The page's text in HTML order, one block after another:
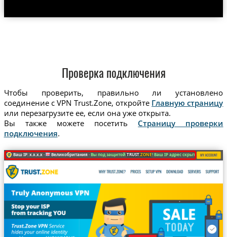
Проверка подключения
Чтобы проверить, правильно ли установлено
соединение с VPN Trust.Zone, откройте Главную страницу
или перезагрузите ее, если она уже открыта.
Вы также можете посетить Страницу проверки
подключения.
Ваш IP: x.x.x.x · Великобритания ·Вы под защитойTRUST.ZONE! Ваш IP адрес скрыт!